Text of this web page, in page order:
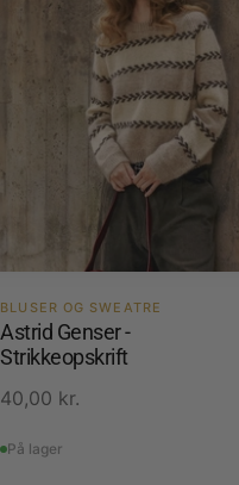
BLUSER OG SWEATRE
Astrid Genser -
Strikkeopskrift
40,00 kr.
På lager